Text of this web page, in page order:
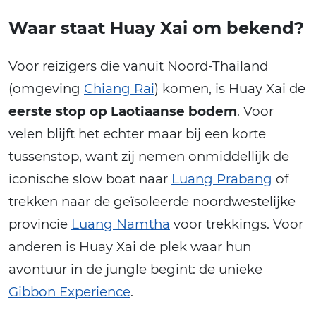
Waar staat Huay Xai om bekend?
Voor reizigers die vanuit Noord-Thailand
(omgeving Chiang Rai) komen, is Huay Xai de
eerste stop op Laotiaanse bodem. Voor
velen blijft het echter maar bij een korte
tussenstop, want zij nemen onmiddellijk de
iconische slow boat naar Luang Prabang of
trekken naar de geïsoleerde noordwestelijke
provincie Luang Namtha voor trekkings. Voor
anderen is Huay Xai de plek waar hun
avontuur in de jungle begint: de unieke
Gibbon Experience.